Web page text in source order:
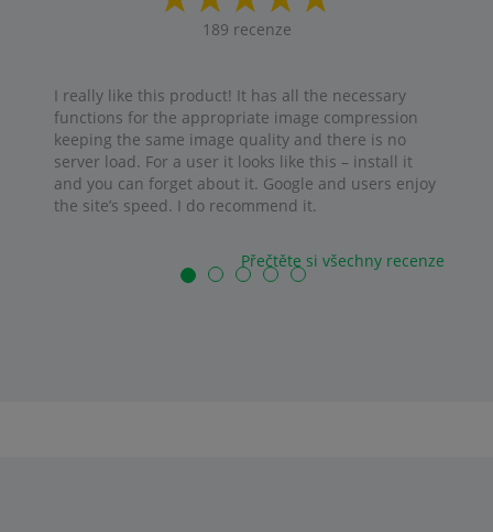
189 recenze
I really like this product! It has all the necessary
functions for the appropriate image compression
keeping the same image quality and there is no
server load. For a user it looks like this – install it
and you can forget about it. Google and users enjoy
the site’s speed. I do recommend it.
Přečtěte si všechny recenze